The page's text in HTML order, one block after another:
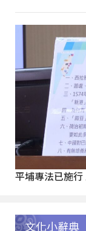
平埔專法已施
文化小辭典